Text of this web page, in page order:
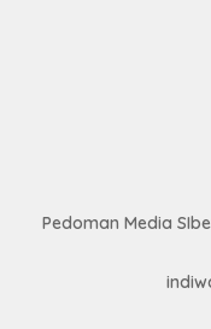
Pedoman Media